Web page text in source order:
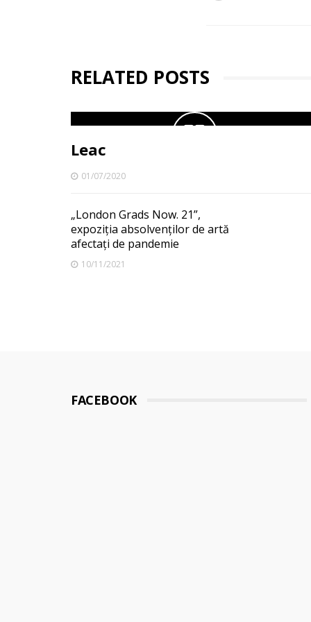
RELATED POSTS
Leac
01/07/2020
„London Grads Now. 21”,
expoziția absolvenților de artă
afectați de pandemie
10/11/2021
FACEBOOK